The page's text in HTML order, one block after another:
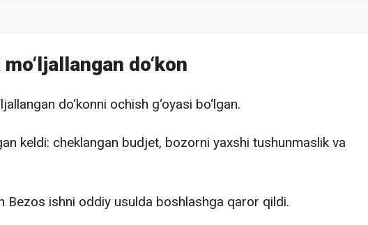
do‘kon
do‘konni ochish g‘oyasi bo‘lgan.
keldi: cheklangan budjet, bozorni yaxshi tushunmaslik va
Bezos ishni oddiy usulda boshlashga qaror qildi.